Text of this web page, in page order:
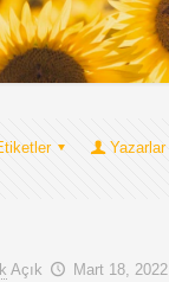
Yazarlar
Açık Mart 18, 2022